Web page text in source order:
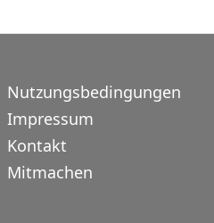
Nutzungsbedingungen
Impressum
Kontakt
Mitmachen